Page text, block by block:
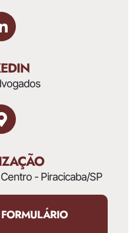
- Piracicaba/SP